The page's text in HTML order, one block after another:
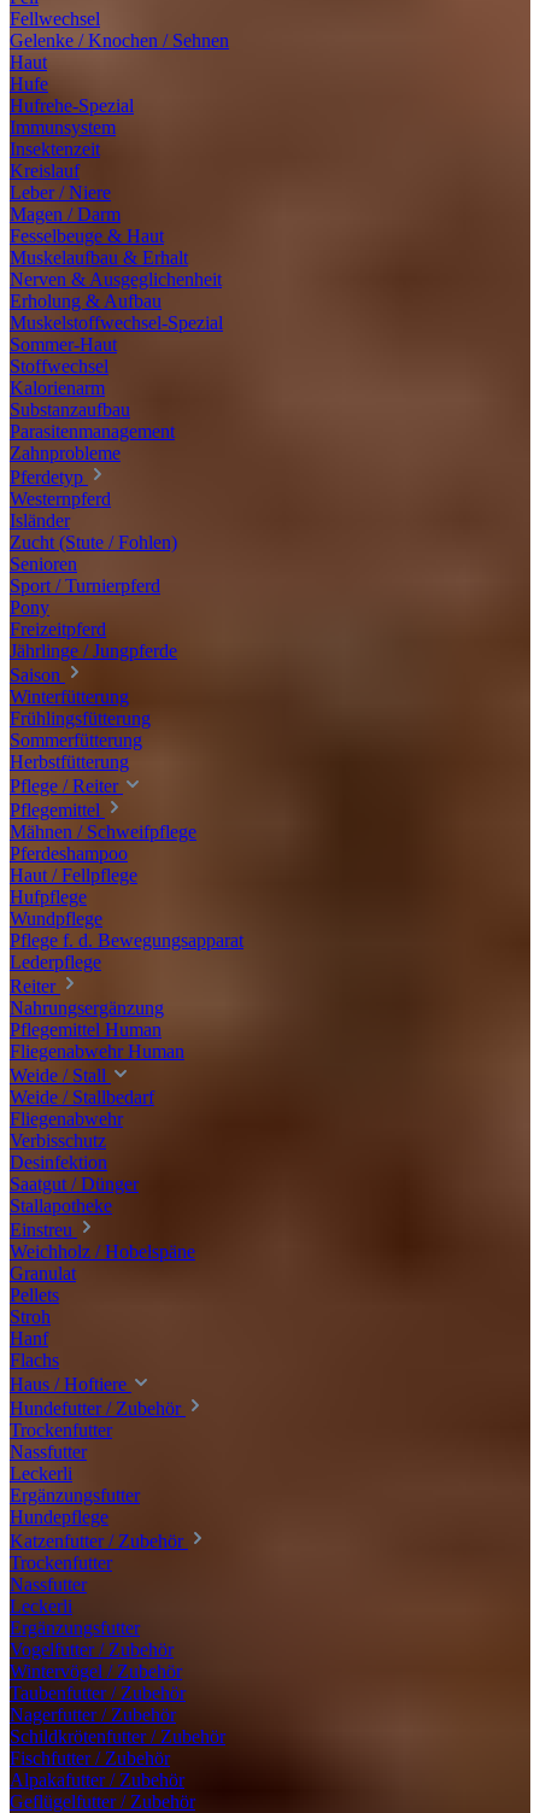
Fellwechsel
Gelenke / Knochen / Sehnen
Haut
Hufe
Hufrehe-Spezial
Immunsystem
Insektenzeit
Kreislauf
Leber / Niere
Magen / Darm
Fesselbeuge & Haut
Muskelaufbau & Erhalt
Nerven & Ausgeglichenheit
Erholung & Aufbau
Muskelstoffwechsel-Spezial
Sommer-Haut
Stoffwechsel
Kalorienarm
Substanzaufbau
Parasitenmanagement
Zahnprobleme
Pferdetyp
Westernpferd
Isländer
Zucht (Stute / Fohlen)
Senioren
Sport / Turnierpferd
Pony
Freizeitpferd
Jährlinge / Jungpferde
Saison
Winterfütterung
Frühlingsfütterung
Sommerfütterung
Herbstfütterung
Pflege / Reiter
Pflegemittel
Mähnen / Schweifpflege
Pferdeshampoo
Haut / Fellpflege
Hufpflege
Wundpflege
Pflege f. d. Bewegungsapparat
Lederpflege
Reiter
Nahrungsergänzung
Pflegemittel Human
Fliegenabwehr Human
Weide / Stall
Weide / Stallbedarf
Fliegenabwehr
Verbisschutz
Desinfektion
Saatgut / Dünger
Stallapotheke
Einstreu
Weichholz / Hobelspäne
Granulat
Pellets
Stroh
Hanf
Flachs
Haus / Hoftiere
Hundefutter / Zubehör
Trockenfutter
Nassfutter
Leckerli
Ergänzungsfutter
Hundepflege
Katzenfutter / Zubehör
Trockenfutter
Nassfutter
Leckerli
Ergänzungsfutter
Vogelfutter / Zubehör
Wintervögel / Zubehör
Taubenfutter / Zubehör
Nagerfutter / Zubehör
Schildkrötenfutter / Zubehör
Fischfutter / Zubehör
Alpakafutter / Zubehör
Geflügelfutter / Zubehör